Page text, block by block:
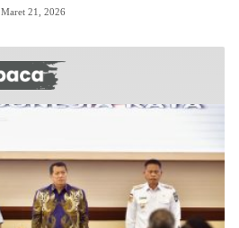
Maret 21, 2026